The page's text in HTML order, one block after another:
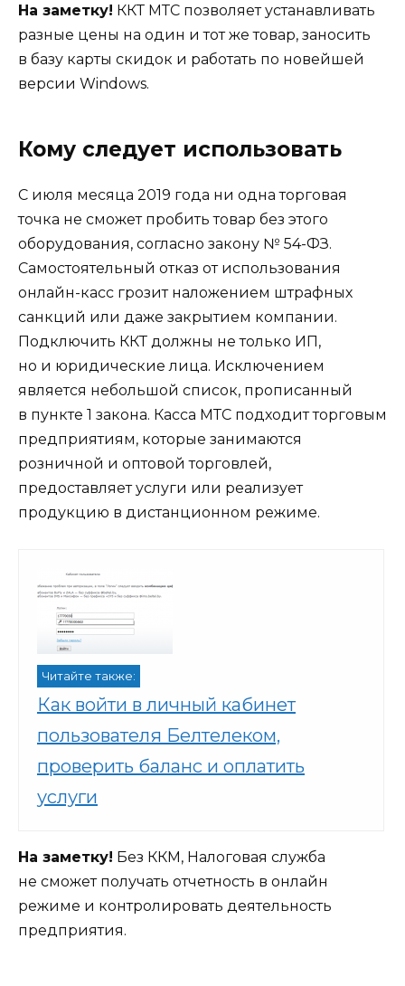
На заметку! ККТ МТС позволяет устанавливать
разные цены на один и тот же товар, заносить
в базу карты скидок и работать по новейшей
версии Windows.
Кому следует использовать
С июля месяца 2019 года ни одна торговая
точка не сможет пробить товар без этого
оборудования, согласно закону № 54-ФЗ.
Самостоятельный отказ от использования
онлайн-касс грозит наложением штрафных
санкций или даже закрытием компании.
Подключить ККТ должны не только ИП,
но и юридические лица. Исключением
является небольшой список, прописанный
в пункте 1 закона. Касса МТС подходит торговым
предприятиям, которые занимаются
розничной и оптовой торговлей,
предоставляет услуги или реализует
продукцию в дистанционном режиме.
Читайте также:
Как войти в личный кабинет
пользователя Белтелеком,
проверить баланс и оплатить
услуги
На заметку! Без ККМ, Налоговая служба
не сможет получать отчетность в онлайн
режиме и контролировать деятельность
предприятия.